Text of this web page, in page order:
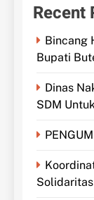
Recent
Bincang
Bupati
Dinas
SDM